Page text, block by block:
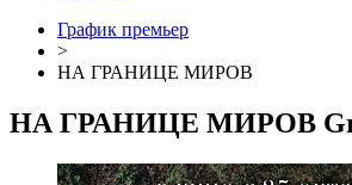
График премьер
>
НА ГРАНИЦЕ МИРОВ
НА ГРАНИЦЕ МИРОВ